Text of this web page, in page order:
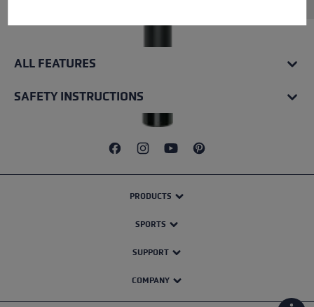
ALL FEATURES
SAFETY INSTRUCTIONS
PRODUCTS
SPORTS
SUPPORT
COMPANY